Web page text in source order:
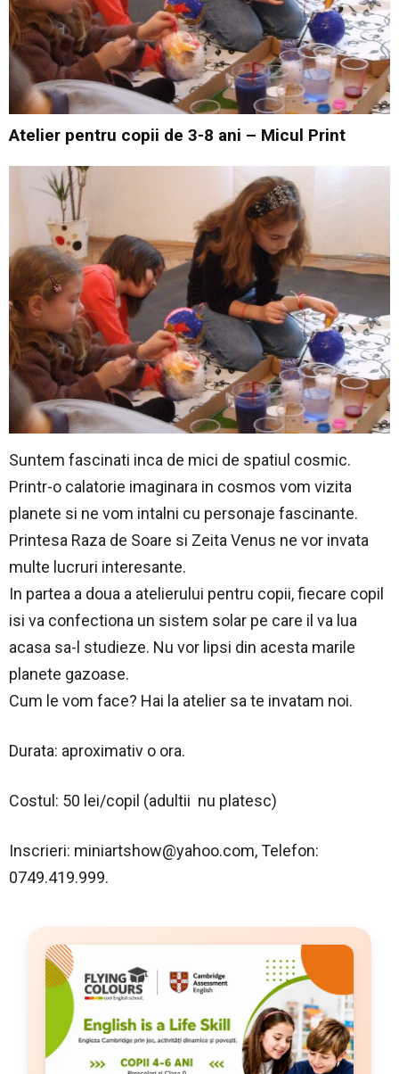
Atelier pentru copii de 3-8 ani – Micul Print
Suntem fascinati inca de mici de spatiul cosmic.
Printr-o calatorie imaginara in cosmos vom vizita
planete si ne vom intalni cu personaje fascinante.
Printesa Raza de Soare si Zeita Venus ne vor invata
multe lucruri interesante.
In partea a doua a atelierului pentru copii, fiecare copil
isi va confectiona un sistem solar pe care il va lua
acasa sa-l studieze. Nu vor lipsi din acesta marile
planete gazoase.
Cum le vom face? Hai la atelier sa te invatam noi.
Durata: aproximativ o ora.
Costul: 50 lei/copil (adultii nu platesc)
Inscrieri: miniartshow@yahoo.com, Telefon:
0749.419.999.